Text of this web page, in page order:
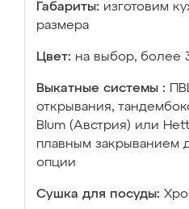
Габариты: изготовим
размера
Цвет: на выбор, более
Выкатные системы :
открывания,
Blum (Австрия) или
плавным закрыванием
опции
Сушка для посуды: